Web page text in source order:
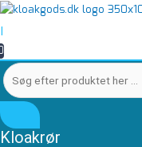
Gå
til
indholdet
|
Søg
produktet
her
…
Kloakrør
Søg
produktet
her
…
Flexseal
til
spildevand
antal